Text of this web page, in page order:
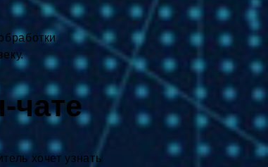
чате
хочет узнать